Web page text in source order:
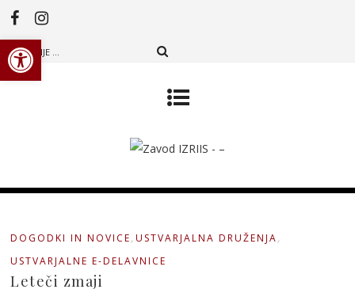
Open toolbar
DOGODKI IN NOVICE,USTVARJALNA DRUŽENJA,
USTVARJALNE E-DELAVNICE
Leteči zmaji